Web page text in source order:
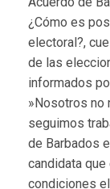
¿Cómo es
electoral?,
de las
informados
»Nosotros no
seguimos
de Barbados
candidata
condiciones